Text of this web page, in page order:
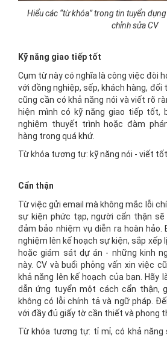
Hiểu các “từ khóa” trong tin tuyển
chỉnh sửa CV
Kỹ năng giao tiếp tốt
Cụm từ này có nghĩa là công việc đòi
với đồng nghiệp, sếp, khách hàng, đối
cũng cần có khả năng nói và viết rõ
hiện mình có kỹ năng giao tiếp tốt,
nghiệm thuyết trình hoặc đàm
hàng trong quá khứ.
Từ khóa tương tự: kỹ năng nói - viết
Cẩn thận
Từ việc gửi email mà không mắc lỗi
sự kiện phức tạp, người cẩn thận
đảm bảo nhiệm vụ diễn ra hoàn hảo.
nghiệm lên kế hoạch sự kiện, sắp xếp
hoặc giám sát dự án - những kinh
này. CV và buổi phỏng vấn xin việc
khả năng lên kế hoạch của bạn.
dẫn ứng tuyển một cách cẩn thận,
không có lỗi chính tả và ngữ pháp.
với đầy đủ giấy tờ cần thiết và phong
Từ khóa tương tự: tỉ mỉ, có khả năng